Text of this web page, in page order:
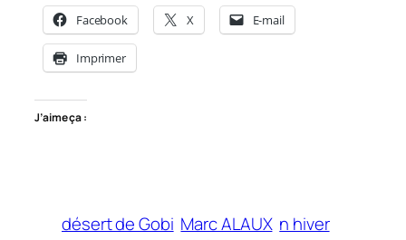
Facebook X E-mail
Imprimer
J’aime ça :
désert de Gobi Marc ALAUX n hiver